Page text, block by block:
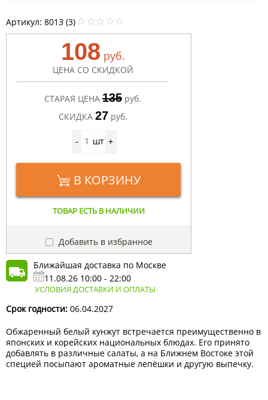
Артикул: 8013 (3)
108 руб.
ЦЕНА СО СКИДКОЙ
СТАРАЯ ЦЕНА 135 руб.
СКИДКА 27 руб.
- шт +
В КОРЗИНУ
ТОВАР ЕСТЬ В НАЛИЧИИ
Добавить в избранное
Ближайшая доставка по Москве
11.08.26 10:00 - 22:00
УСЛОВИЯ ДОСТАВКИ И ОПЛАТЫ
Срок годности: 06.04.2027
Обжаренный белый кунжут встречается преимущественно в
японских и корейских национальных блюдах. Его принято
добавлять в различные салаты, а на Ближнем Востоке этой
специей посыпают ароматные лепёшки и другую выпечку.